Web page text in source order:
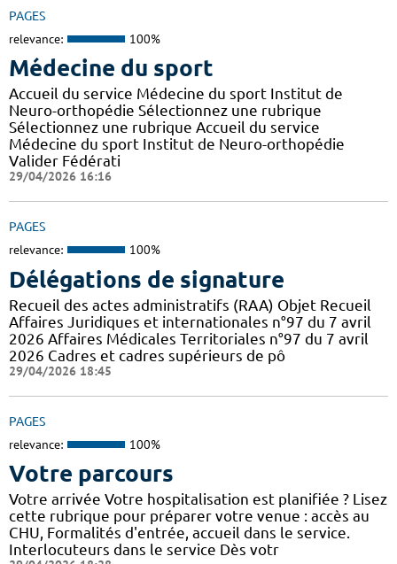
PAGES
relevance: 100%
Médecine du sport
Accueil du service Médecine du sport Institut de
Neuro-orthopédie Sélectionnez une rubrique
Sélectionnez une rubrique Accueil du service
Médecine du sport Institut de Neuro-orthopédie
Valider Fédérati
29/04/2026 16:16
PAGES
relevance: 100%
Délégations de signature
Recueil des actes administratifs (RAA) Objet Recueil
Affaires Juridiques et internationales n°97 du 7 avril
2026 Affaires Médicales Territoriales n°97 du 7 avril
2026 Cadres et cadres supérieurs de pô
29/04/2026 18:45
PAGES
relevance: 100%
Votre parcours
Votre arrivée Votre hospitalisation est planifiée ? Lisez
cette rubrique pour préparer votre venue : accès au
CHU, Formalités d'entrée, accueil dans le service.
Interlocuteurs dans le service Dès votr